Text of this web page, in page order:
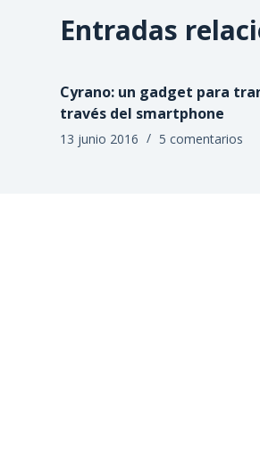
Entradas
Cyrano: un gadget para
través del smartphone
13 junio 2016 5 comentarios